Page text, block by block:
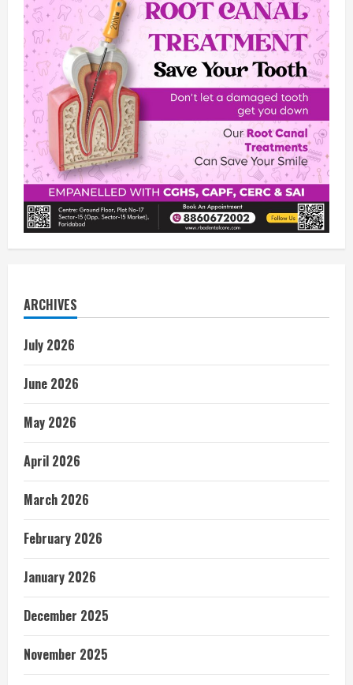
ARCHIVES
July 2026
June 2026
May 2026
April 2026
March 2026
February 2026
January 2026
December 2025
November 2025